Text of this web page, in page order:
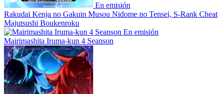
En emisión
Rakudai Kenja no Gakuin Musou Nidome no Tensei, S-Rank Cheat
Majutsushi Boukenroku
En emisión
Mairimashita Iruma-kun 4 Seanson